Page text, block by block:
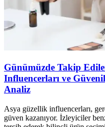
Günümüzde Takip
Influencerları ve
Analiz
Asya güzellik influencerları,
güven kazanıyor. İzleyiciler